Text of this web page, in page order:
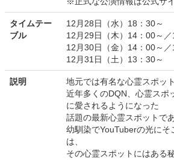
タイムテー
ブル
12月28日（水）18：30～
12月29日（木）14：00～／
12月30日（金）14：00～／
12月31日（土）13：30～
説明
地元では有名な心霊スポッ
近年多くのDQN、心霊スポ
に愛されるようになった
話題の最新心霊スポットであ
幼馴染でYouTuberの光にそ
は、
その心霊スポットにはある